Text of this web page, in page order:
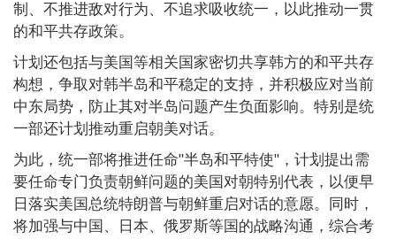
制、不推进敌对行为、不追求吸收统一，以此推动一贯
的和平共存政策。
计划还包括与美国等相关国家密切共享韩方的和平共存
构想，争取对韩半岛和平稳定的支持，并积极应对当前
中东局势，防止其对半岛问题产生负面影响。特别是统
一部还计划推动重启朝美对话。
为此，统一部将推进任命"半岛和平特使"，计划提出需
要任命专门负责朝鲜问题的美国对朝特别代表，以便早
日落实美国总统特朗普与朝鲜重启对话的意愿。同时，
将加强与中国、日本、俄罗斯等国的战略沟通，综合考